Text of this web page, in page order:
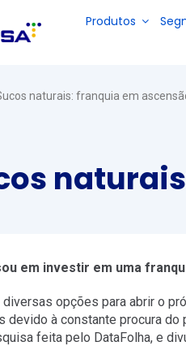
Produtos
vendas e
retaguarda
gestão de
estoque,
indústrias
DP e folha de
Serviços terceirizados
Vídeos
naturais: franquia em
em investir em uma
diversas opções para abrir o
devido à constante procura
feita pelo DataFolha, e